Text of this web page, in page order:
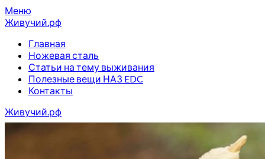
Перейти
к
Меню
Живучий.рф
Главная
Ножевая сталь
Статьи на тему выживания
Полезные вещи НАЗ EDC
Контакты
Живучий.рф